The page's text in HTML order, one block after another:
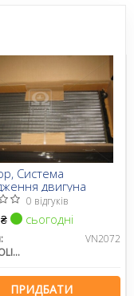
Система
двигуна
0 відгуків
₴ сьогодні
VN2072
AVA COOLING
ПРИДБАТИ